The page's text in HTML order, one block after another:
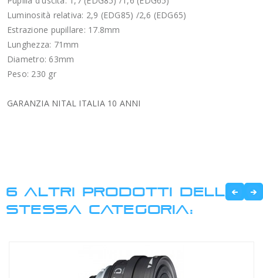
Luminosità relativa: 2,9 (EDG85) /2,6 (EDG65)
Estrazione pupillare: 17.8mm
Lunghezza: 71mm
Diametro: 63mm
Peso: 230 gr
GARANZIA NITAL ITALIA 10 ANNI
6 ALTRI PRODOTTI DELLA
STESSA CATEGORIA: